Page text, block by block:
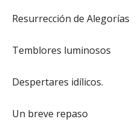
Resurrección de Alegorías
Temblores luminosos
Despertares idílicos.
Un breve repaso